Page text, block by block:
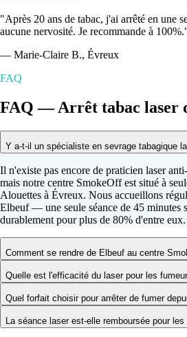
"Après 20 ans de tabac, j'ai arrêté en une
aucune nervosité. Je recommande à
— Marie-Claire B., Évreux
FAQ
FAQ — Arrêt tabac laser
Y a-t-il un spécialiste en sevrage tabagique
Il n'existe pas encore de praticien laser
mais notre centre SmokeOff est situé à
Alouettes à Évreux. Nous accueillons
Elbeuf — une seule séance de 45 minutes
durablement pour plus de 80% d'entre eux.
Comment se rendre de Elbeuf au centre
Quelle est l'efficacité du laser pour les
Quel forfait choisir pour arrêter de fumer
La séance laser est-elle remboursée pour